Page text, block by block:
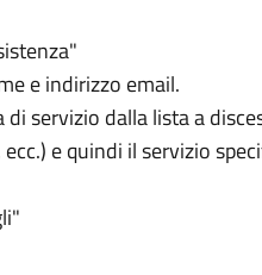
e indirizzo email.
di servizio dalla lista a
e quindi il servizio